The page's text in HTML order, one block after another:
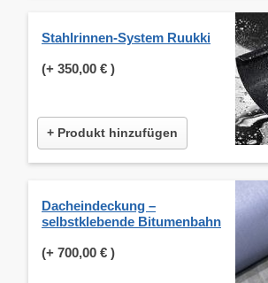
Stahlrinnen-System Ruukki
(+ 350,00 € )
+ Produkt hinzufügen
Dacheindeckung –
selbstklebende Bitumenbahn
(+ 700,00 € )